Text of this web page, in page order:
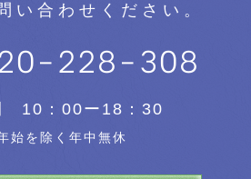
い合わせください。
228-308
10：00ー18：30
始を除く年中無休